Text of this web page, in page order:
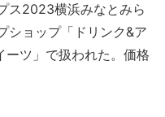
ス2023横浜みなとみら
ショップ「ドリンク&ア
ツ」で扱われた。価格